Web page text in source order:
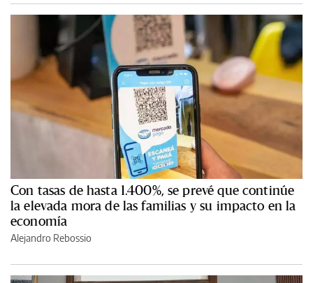
Con tasas de hasta 1.400%, se prevé que continúe
la elevada mora de las familias y su impacto en la
economía
Alejandro Rebossio